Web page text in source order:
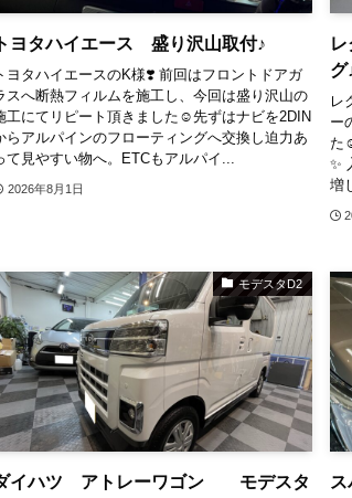
トヨタハイエース 盛り沢山取付♪
ヨタハイエースのK様❣️ ⁡前回はフロントドアガ
スへ断熱フィルムを施工し、今回は盛り沢山の
工にてリピート頂きました☺️⁡先ずはナビを2DIN
らアルパインのフローティングへ交換し迫力あ
て見やすい物へ。ETCもアルパイ...
2026年8月1日
グ
レ
ー
た
✨
増
モデスタD2
イハツ アトレーワゴン モデスタ